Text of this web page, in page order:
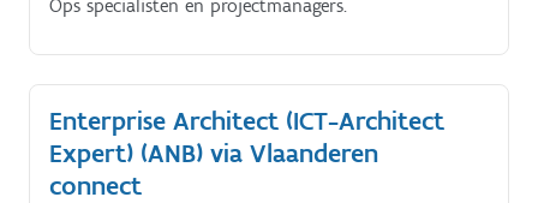
Ops specialisten en projectmanagers.
Enterprise Architect (ICT-Architect
Expert) (ANB) via Vlaanderen
connect